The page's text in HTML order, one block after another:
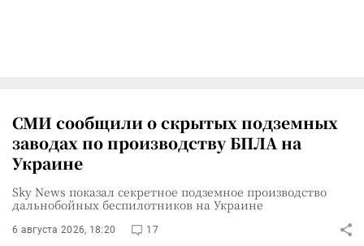
СМИ сообщили о скрытых подземных
заводах по производству БПЛА на
Украине
Sky News показал секретное подземное производство
дальнобойных беспилотников на Украине
6 августа 2026, 18:20 17